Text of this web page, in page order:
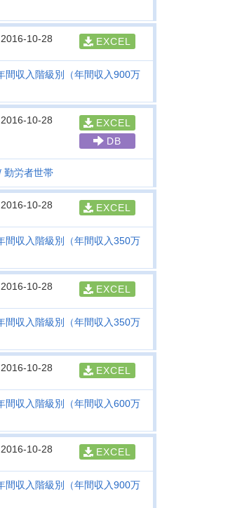
2016-10-28 EXCEL
間収入階級別（年間収入900万
2016-10-28
EXCEL
DB
勤労者世帯
2016-10-28 EXCEL
間収入階級別（年間収入350万
2016-10-28 EXCEL
間収入階級別（年間収入350万
2016-10-28 EXCEL
間収入階級別（年間収入600万
2016-10-28 EXCEL
間収入階級別（年間収入900万